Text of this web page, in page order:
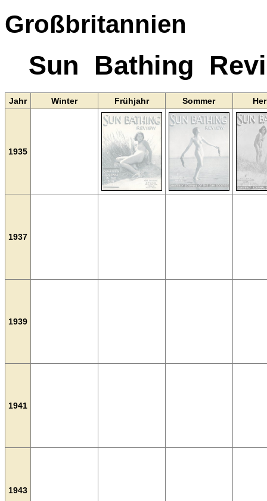
Großbritannien
Sun Bathing
Jahr Winter Frühjahr Sommer
1935
1937
1939
1941
1943